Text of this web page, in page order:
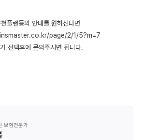
플랜등의 안내를 원하신다면
insmaster.co.kr/page/2/1/5?m=7
보험전문가